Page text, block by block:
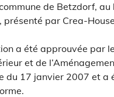
de Betzdorf, au
présenté par Crea-House
a été approuvée par le
et de
du 17 janvier 2007 et a